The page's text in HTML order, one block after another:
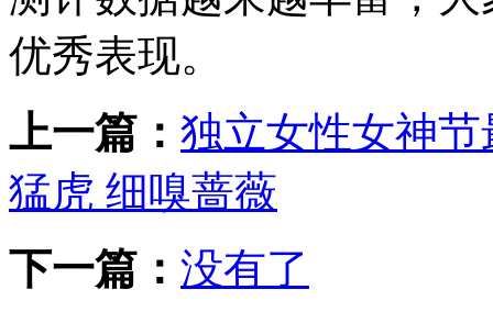
优秀表现。
上一篇： 独立女性女神节
猛虎 细嗅蔷薇
下一篇： 没有了